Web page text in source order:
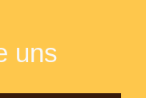
uns